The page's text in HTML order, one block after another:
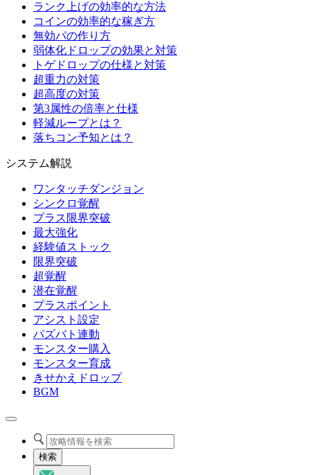
ランク上げの効率的な方法
コインの効率的な稼ぎ方
無効パの作り方
弱体化ドロップの効果と対策
トゲドロップの仕様と対策
超重力の対策
超高度の対策
第3属性の倍率と仕様
軽減ループとは？
落ちコン予知とは？
システム解説
ワンタッチダンジョン
シンクロ覚醒
プラス限界突破
最大強化
経験値ストック
限界突破
超覚醒
潜在覚醒
プラスポイント
アシスト設定
パズバト連動
モンスター購入
モンスター育成
きせかえドロップ
BGM
検索